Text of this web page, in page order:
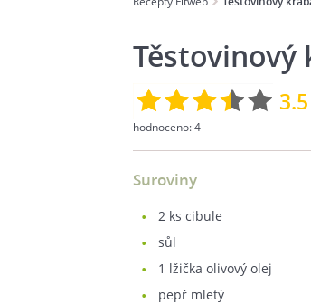
Těstovinový
3.5
hodnoceno:4
Suroviny
2 ks cibule
sůl
1 lžička olivový olej
pepř mletý